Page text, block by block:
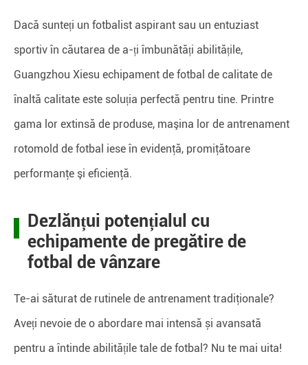
Dacă sunteți un fotbalist aspirant sau un entuziast
sportiv în căutarea de a-ți îmbunătăți abilitățile,
Guangzhou Xiesu echipament de fotbal de calitate de
înaltă calitate este soluția perfectă pentru tine. Printre
gama lor extinsă de produse, maşina lor de antrenament
rotomold de fotbal iese în evidenţă, promiţătoare
performanţe şi eficienţă.
Dezlănțui potențialul cu
echipamente de pregătire de
fotbal de vânzare
Te-ai săturat de rutinele de antrenament tradiţionale?
Aveți nevoie de o abordare mai intensă și avansată
pentru a întinde abilitățile tale de fotbal? Nu te mai uita!